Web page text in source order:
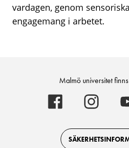
vardagen, genom
engagemang i arbetet.
Malmö universitet
Malmö
universitet
on
Facebook
Malmö
on